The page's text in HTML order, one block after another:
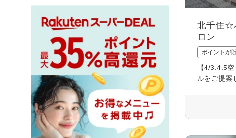
北千住☆
ロン
ポイントが
【4/3.4.5
ルをご提案